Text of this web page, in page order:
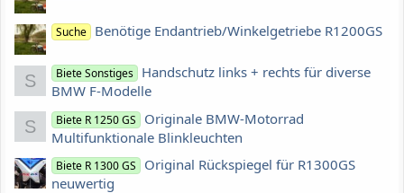
Suche Benötige Endantrieb/Winkelgetriebe R1200GS
S Biete Sonstiges Handschutz links + rechts für diverse
BMW F-Modelle
S Biete R 1250 GS
Originale BMW-Motorrad
Multifunktionale Blinkleuchten
Biete R 1300 GS
Original Rückspiegel für R1300GS
neuwertig